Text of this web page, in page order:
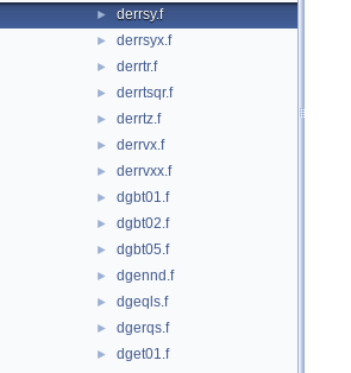
► derrsy.f
► derrsyx.f
► derrtr.f
► derrtsqr.f
► derrtz.f
► derrvx.f
► derrvxx.f
► dgbt01.f
► dgbt02.f
► dgbt05.f
► dgennd.f
► dgeqls.f
► dgerqs.f
►
dget01.f